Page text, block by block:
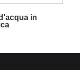
in